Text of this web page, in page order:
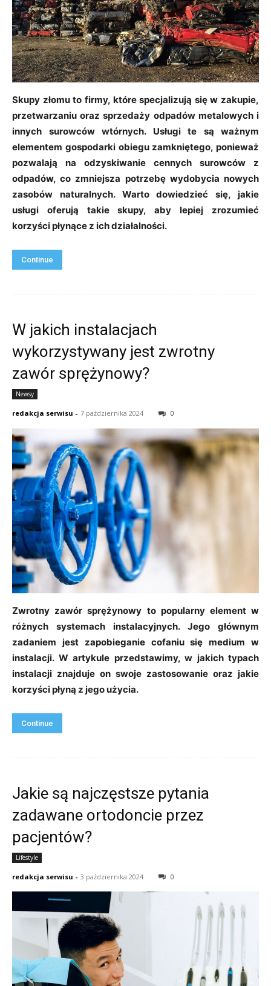
Skupy złomu to firmy, które specjalizują się w zakupie,
przetwarzaniu oraz sprzedaży odpadów metalowych i
innych surowców wtórnych. Usługi te są ważnym
elementem gospodarki obiegu zamkniętego, ponieważ
pozwalają na odzyskiwanie cennych surowców z
odpadów, co zmniejsza potrzebę wydobycia nowych
zasobów naturalnych. Warto dowiedzieć się, jakie
usługi oferują takie skupy, aby lepiej zrozumieć
korzyści płynące z ich działalności.
Continue
W jakich instalacjach
wykorzystywany jest zwrotny
zawór sprężynowy?
Newsy
redakcja serwisu - 7 października 2024 0
Zwrotny zawór sprężynowy to popularny element w
różnych systemach instalacyjnych. Jego głównym
zadaniem jest zapobieganie cofaniu się medium w
instalacji. W artykule przedstawimy, w jakich typach
instalacji znajduje on swoje zastosowanie oraz jakie
korzyści płyną z jego użycia.
Continue
Jakie są najczęstsze pytania
zadawane ortodoncie przez
pacjentów?
Lifestyle
redakcja serwisu - 3 października 2024 0